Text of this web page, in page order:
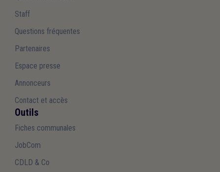
Staff
Questions fréquentes
Partenaires
Espace presse
Annonceurs
Contact et accès
Outils
Fiches communales
JobCom
CDLD & Co